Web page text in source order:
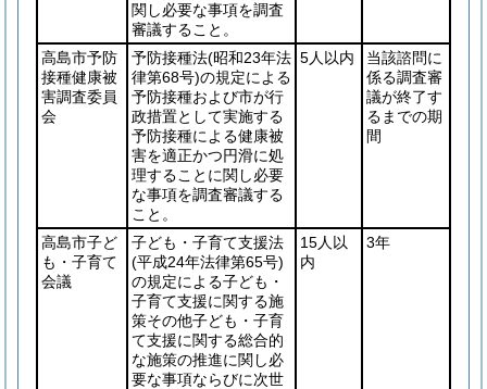
関し必要な事項を調査
審議すること。
高島市予防
接種健康被
害調査委員
会
予防接種法(昭和23年法
律第68号)の規定による
予防接種および市が行
政措置として実施する
予防接種による健康被
害を適正かつ円滑に処
理することに関し必要
な事項を調査審議する
こと。
5人以内
当該諮問に
係る調査審
議が終了す
るまでの期
間
高島市子ど
も・子育て
会議
子ども・子育て支援法
(平成24年法律第65号)
の規定による子ども・
子育て支援に関する施
策その他子ども・子育
て支援に関する総合的
な施策の推進に関し必
要な事項ならびに次世
15人以
内
3年